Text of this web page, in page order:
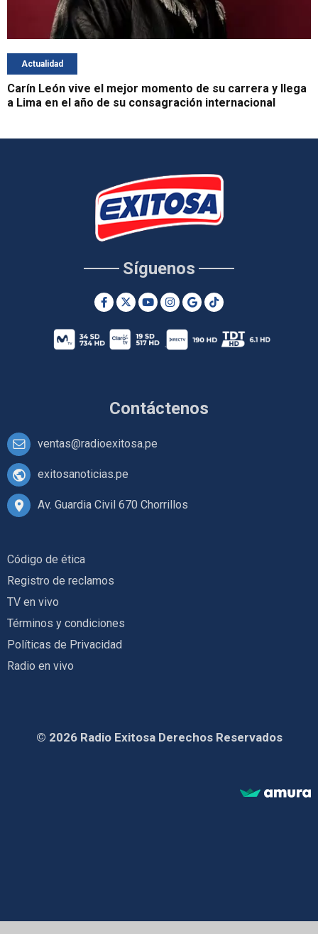
Actualidad
Carín León vive el mejor momento de su carrera y llega
a Lima en el año de su consagración internacional
Contáctenos
ventas@radioexitosa.pe
exitosanoticias.pe
Av. Guardia Civil 670 Chorrillos
Síguenos
Código de ética
Registro de reclamos
TV en vivo
Términos y condiciones
Políticas de Privacidad
Radio en vivo
© 2026 Radio Exitosa Derechos Reservados